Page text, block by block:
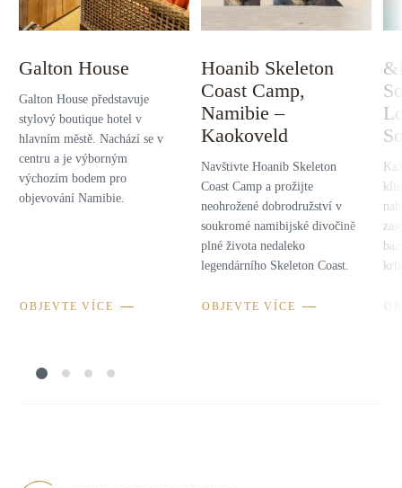
Galton House
Galton House představuje
stylový boutique hotel v
hlavním městě. Nachází se v
centru a je výborným
výchozím bodem pro
objevování Namibie.
OBJEVTE VÍCE
Hoanib Skeleton
Coast Camp,
Namibie –
Kaokoveld
Navštivte Hoanib Skeleton
Coast Camp a prožijte
neohrožené dobrodružství v
soukromé namibijské divočině
plné života nedaleko
legendárního Skeleton Coast.
OBJEVTE VÍCE